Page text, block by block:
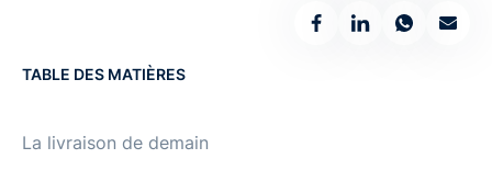
TABLE DES MATIÈRES
La livraison de demain